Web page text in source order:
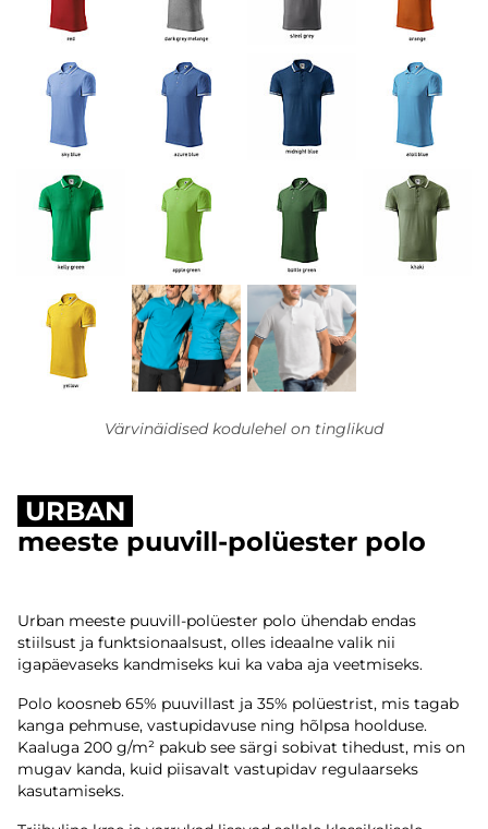
Värvinäidised kodulehel on tinglikud
URBAN
meeste puuvill-polüester polo
Urban meeste puuvill-polüester polo ühendab endas
stiilsust ja funktsionaalsust, olles ideaalne valik nii
igapäevaseks kandmiseks kui ka vaba aja veetmiseks.
Polo koosneb 65% puuvillast ja 35% polüestrist, mis tagab
kanga pehmuse, vastupidavuse ning hõlpsa hoolduse.
Kaaluga 200 g/m² pakub see särgi sobivat tihedust, mis on
mugav kanda, kuid piisavalt vastupidav regulaarseks
kasutamiseks.